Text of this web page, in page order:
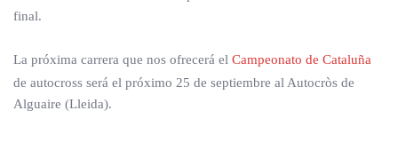
final.
La próxima carrera que nos ofrecerá el Campeonato de Cataluña
de autocross será el próximo 25 de septiembre al Autocròs de
Alguaire (Lleida).